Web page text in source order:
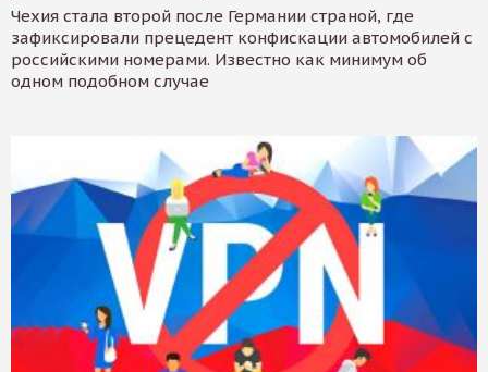
Чехия стала второй после Германии страной, где
зафиксировали прецедент конфискации автомобилей с
российскими номерами. Известно как минимум об
одном подобном случае